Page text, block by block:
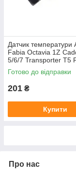
Датчик температури
Fabia Octavia 1Z
5/6/7 Transporter T5
B6 (колір сірий)
Готово до відправки
201 ₴
Купити
Про нас